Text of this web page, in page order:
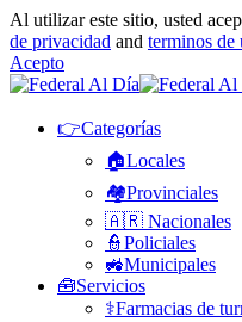
Al utilizar este sitio, usted
de privacidad and terminos de
Acepto
👉Categorías
🏠Locales
🏘️Provinciales
🇦🇷 Nacionales
👮Policiales
🚜Municipales
🧰Servicios
⚕️Farmacias de